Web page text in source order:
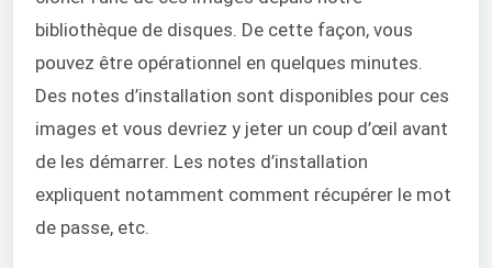
bibliothèque de disques. De cette façon, vous
pouvez être opérationnel en quelques minutes.
Des notes d’installation sont disponibles pour ces
images et vous devriez y jeter un coup d’œil avant
de les démarrer. Les notes d’installation
expliquent notamment comment récupérer le mot
de passe, etc.